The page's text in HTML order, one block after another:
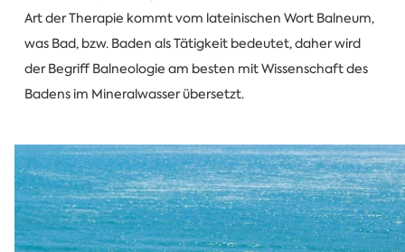
Art der Therapie kommt vom lateinischen Wort Balneum,
was Bad, bzw. Baden als Tätigkeit bedeutet, daher wird
der Begriff Balneologie am besten mit Wissenschaft des
Badens im Mineralwasser übersetzt.